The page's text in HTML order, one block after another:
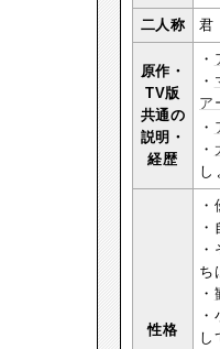
二人称 君
原作・
TV版
共通の
説明・
経歴
・
・
ア
・
・
し
性格
ち
・
し